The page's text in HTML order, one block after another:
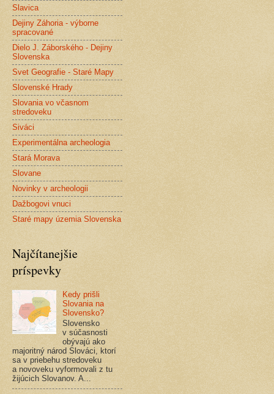
Slavica
Dejiny Záhoria - výborne
spracované
Dielo J. Záborského - Dejiny
Slovenska
Svet Geografie - Staré Mapy
Slovenské Hrady
Slovania vo včasnom
stredoveku
Siváci
Experimentálna archeologia
Stará Morava
Slovane
Novinky v archeologii
Dažbogovi vnuci
Staré mapy územia Slovenska
Najčítanejšie
príspevky
Kedy prišli
Slovania na
Slovensko?
Slovensko
v súčasnosti
obývajú ako
majoritný národ Slováci, ktorí
sa v priebehu stredoveku
a novoveku vyformovali z tu
žijúcich Slovanov. A...